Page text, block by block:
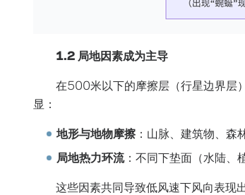
1.2 局地因素成为主导
在500米以下的摩擦层（行星边界层
显：
地形与地物摩擦 ：山脉、建筑物、森
局地热力环流：不同下垫面（水陆、
这些因素共同导致低风速下风向表现